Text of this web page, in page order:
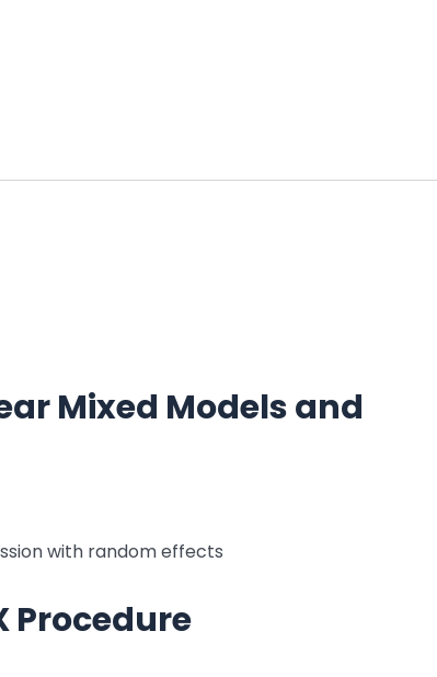
Mixed Models and
with random effects
Procedure